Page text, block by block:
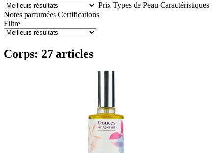
Prix Types de Peau Caractéristiques
Notes parfumées Certifications
Filtre
Corps: 27 articles